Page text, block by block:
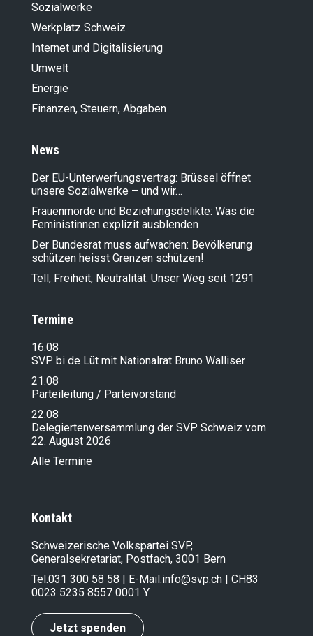
Sozialwerke
Werkplatz Schweiz
Internet und Digitalisierung
Umwelt
Energie
Finanzen, Steuern, Abgaben
News
Der EU-Unterwerfungsvertrag: Brüssel öffnet
unsere Sozialwerke – und wir…
Frauenmorde und Beziehungsdelikte: Was die
Feministinnen explizit ausblenden
Der Bundesrat muss aufwachen: Bevölkerung
schützen heisst Grenzen schützen!
Tell, Freiheit, Neutralität: Unser Weg seit 1291
Termine
16.08
SVP bi de Lüt mit Nationalrat Bruno Walliser
21.08
Parteileitung / Parteivorstand
22.08
Delegiertenversammlung der SVP Schweiz vom
22. August 2026
Alle Termine
Kontakt
Schweizerische Volkspartei SVP,
Generalsekretariat, Postfach, 3001 Bern
Tel.031 300 58 58 | E-Mail:info@svp.ch | CH83
0023 5235 8557 0001 Y
Jetzt spenden